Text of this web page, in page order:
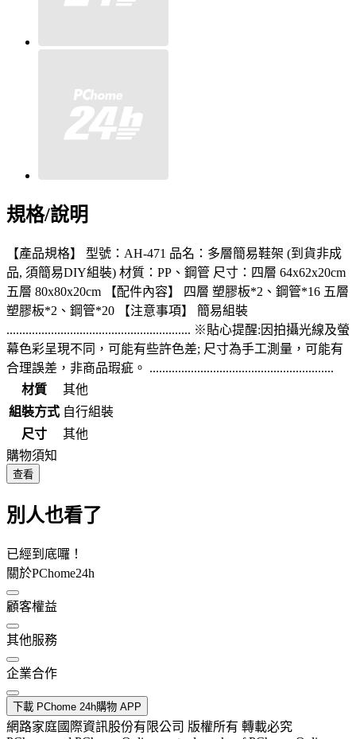
規格/說明
【產品規格】 型號：AH-471 品名：多層簡易鞋架 (到貨非成
品, 須簡易DIY組裝) 材質：PP、鋼管 尺寸：四層 64x62x20cm
五層 80x80x20cm 【配件內容】 四層 塑膠板*2、鋼管*16 五層
塑膠板*2、鋼管*20 【注意事項】 簡易組裝
.......................................................... ※貼心提醒:因拍攝光線及螢
幕色彩呈現不同，可能有些許色差; 尺寸為手工測量，可能有
合理誤差，非商品瑕疵。 ..........................................................
材質
其他
組裝方式 自行組裝
尺寸
其他
購物須知
查看
別人也看了
已經到底囉！
關於PChome24h
顧客權益
其他服務
企業合作
下載 PChome 24h購物 APP
網路家庭國際資訊股份有限公司 版權所有 轉載必究